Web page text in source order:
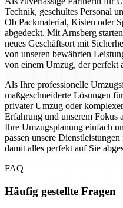
Technik, geschultes Personal
Ob Packmaterial, Kisten oder
abgedeckt. Mit Arnsberg
neues Geschäftsort mit
von unseren bewährten
von einem Umzug, der perfekt
Als Ihre professionelle
maßgeschneiderte Lösungen
privater Umzug oder
Erfahrung und unserem Fokus
Ihre Umzugsplanung einfach
passen unsere
damit alles perfekt auf Sie
FAQ
Häufig gestellte Fragen